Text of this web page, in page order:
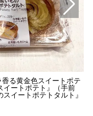
る黄金色スイートポテ
イートポテト』（手前
イートポテトタルト』